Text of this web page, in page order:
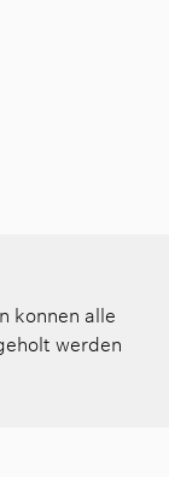
konnen alle
werden